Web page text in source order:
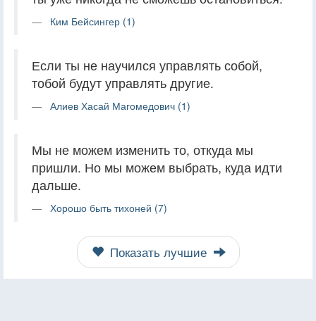
Ким Бейсингер (1)
Если ты не научился управлять собой,
тобой будут управлять другие.
Алиев Хасай Магомедович (1)
Мы не можем изменить то, откуда мы
пришли. Но мы можем выбрать, куда идти
дальше.
Хорошо быть тихоней (7)
Показать лучшие